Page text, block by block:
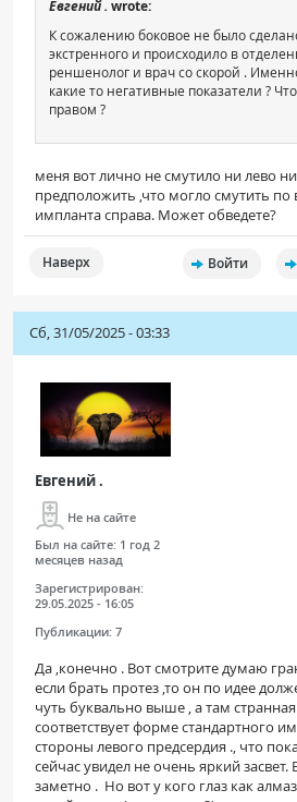
Евгений . wrote:
К сожалению боковое не было
экстренного и происходило в
реншенолог и врач со скорой .
какие то негативные показатели ?
правом ?
меня вот лично не смутило ни лево
предположить ,что могло смутить
импланта справа. Может обведете?
Наверх Войти
Сб, 31/05/2025 - 03:33
Евгений .
Не на сайте
Был на сайте: 1 год 2
месяцев назад
Зарегистрирован:
29.05.2025 - 16:05
Публикации: 7
Да ,конечно . Вот смотрите думаю
если брать протез ,то он по идее
чуть буквально выше , а там странная
соответствует форме стандартного
стороны левого предсердия ., что
сейчас увидел не очень яркий засвет.
заметно . Но вот у кого глаз как